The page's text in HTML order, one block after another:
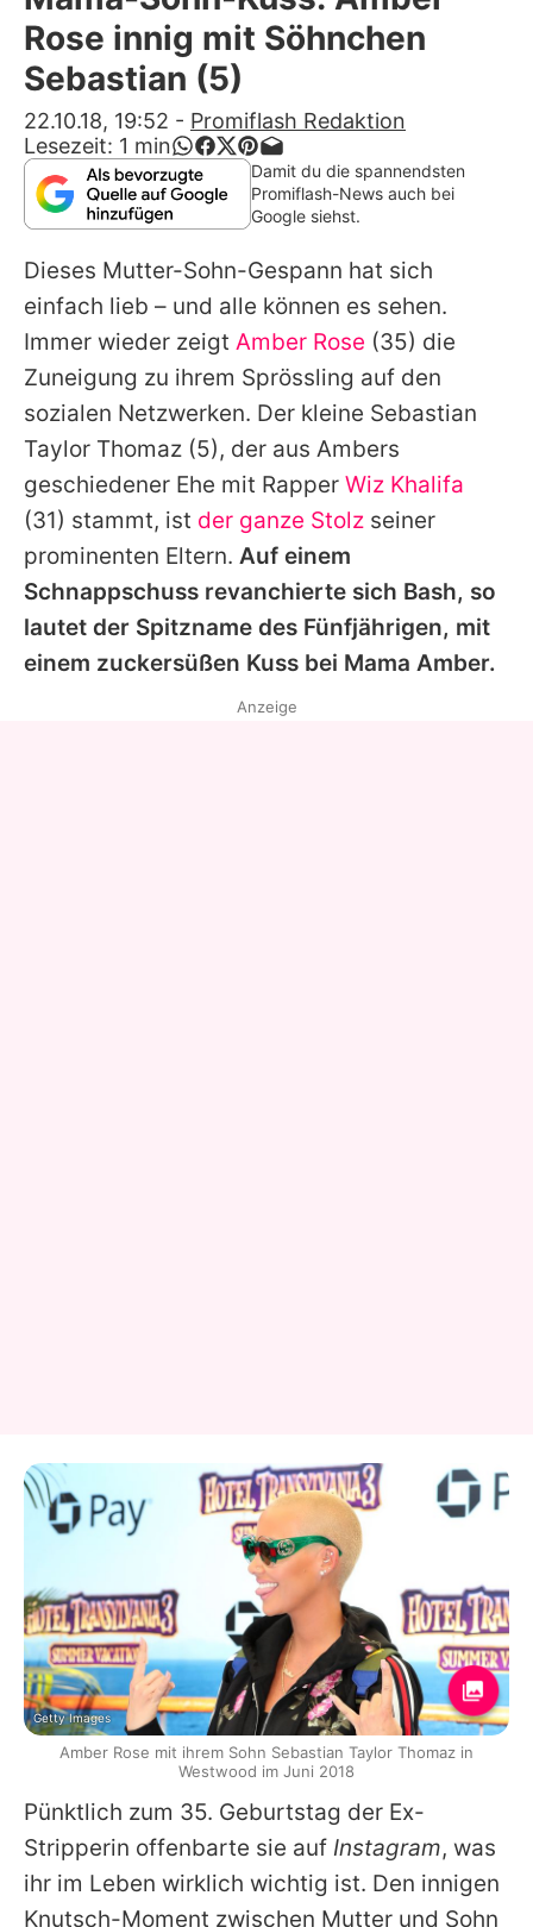
Alle Themen auf Promiflash
App runterladen
Team
Redaktionelle Richtlinien
Impressum
Datenschutzerklärung
Nutzungsbedingungen
Utiq verwalten
Rose innig mit Söhnchen
Sebastian (5)
22.10.18, 19:52 - Promiflash Redaktion
Lesezeit: 1 min
Damit du die spannendsten
Promiflash-News auch bei
Google siehst.
Dieses Mutter-Sohn-Gespann hat sich
einfach lieb – und alle können es sehen.
Immer wieder zeigt Amber Rose (35) die
Zuneigung zu ihrem Sprössling auf den
sozialen Netzwerken. Der kleine Sebastian
Taylor Thomaz (5), der aus Ambers
geschiedener Ehe mit Rapper Wiz Khalifa
(31) stammt, ist der ganze Stolz seiner
prominenten Eltern. Auf einem
Schnappschuss revanchierte sich Bash, so
lautet der Spitzname des Fünfjährigen, mit
einem zuckersüßen Kuss bei Mama Amber.
Pünktlich zum 35. Geburtstag der Ex-
Stripperin offenbarte sie auf Instagram, was
ihr im Leben wirklich wichtig ist. Den innigen
Knutsch-Moment zwischen Mutter und Sohn
Anzeige
Getty Images
Amber Rose mit ihrem Sohn Sebastian Taylor Thomaz in
Westwood im Juni 2018